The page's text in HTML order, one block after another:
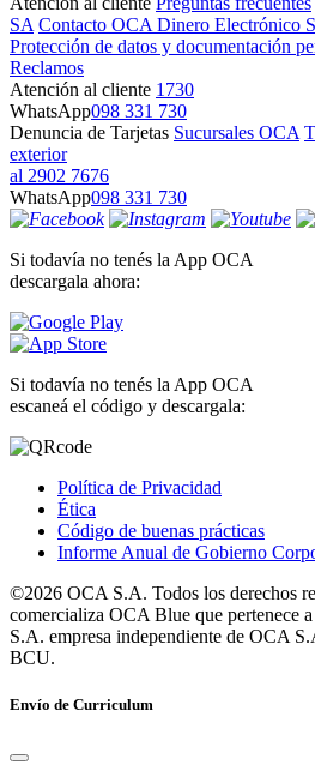
SA Contacto OCA Dinero Electrónico
Protección de datos y documentación
Reclamos
Atención al cliente 1730
WhatsApp098 331 730
Denuncia de Tarjetas Sucursales OCA
exterior
al 2902 7676
WhatsApp098 331 730
Si todavía no tenés la App OCA
descargala ahora:
Si todavía no tenés la App OCA
escaneá el código y descargala:
Política de Privacidad
Ética
Código de buenas prácticas
Informe Anual de Gobierno
©2026 OCA S.A. Todos los derechos
comercializa OCA Blue que pertenece
S.A. empresa independiente de OCA
BCU.
Envío de Curriculum